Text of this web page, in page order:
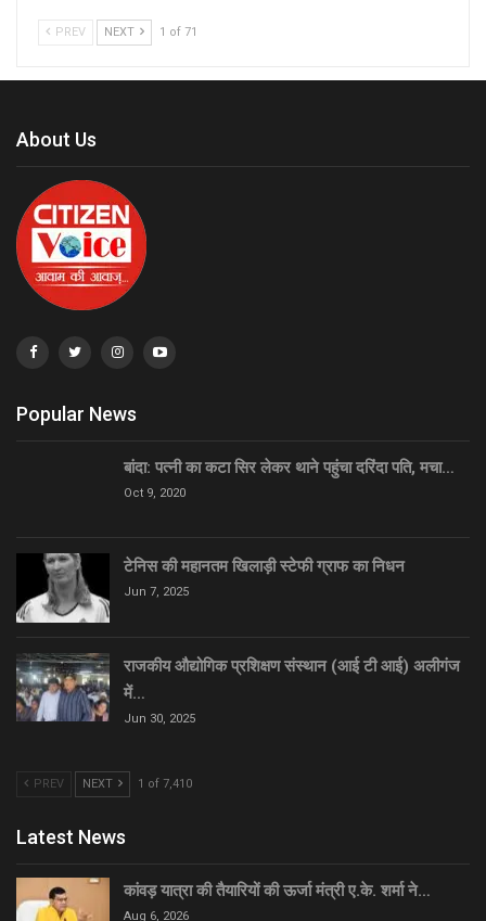
PREV NEXT 1 of 71
About Us
Popular News
बांदा: पत्नी का कटा सिर लेकर थाने पहुंचा दरिंदा पति, मचा…
Oct 9, 2020
टेनिस की महानतम खिलाड़ी स्टेफी ग्राफ का निधन
Jun 7, 2025
राजकीय औद्योगिक प्रशिक्षण संस्थान (आई टी आई) अलीगंज
में…
Jun 30, 2025
PREV NEXT 1 of 7,410
Latest News
कांवड़ यात्रा की तैयारियों की ऊर्जा मंत्री ए.के. शर्मा ने…
Aug 6, 2026